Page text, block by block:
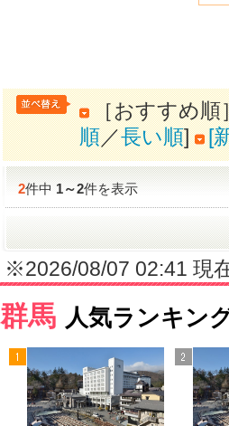
［おすすめ順
順／長い順] [
2件中1～2件を表示
※2026/08/07 02:41 現
群馬 人気ランキン